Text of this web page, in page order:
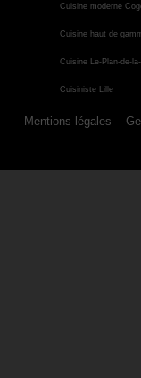
Cuisine moderne
Cuisine haut de
Cuisine Le-Plan-de-
Cuisiniste Lille
Mentions légales